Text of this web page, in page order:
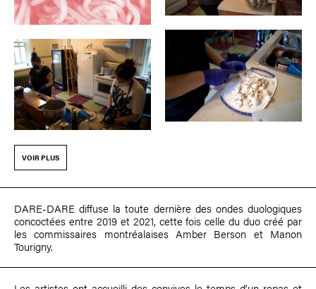
VOIR PLUS
DARE-DARE diffuse la toute dernière des ondes duologiques
concoctées entre 2019 et 2021, cette fois celle du duo créé par
les commissaires montréalaises Amber Berson et Manon
Tourigny.